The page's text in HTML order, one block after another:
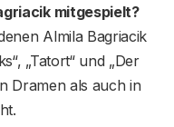
mitgespielt?
Almila Bagriacik
„Tatort“ und „Der
Dramen als auch in